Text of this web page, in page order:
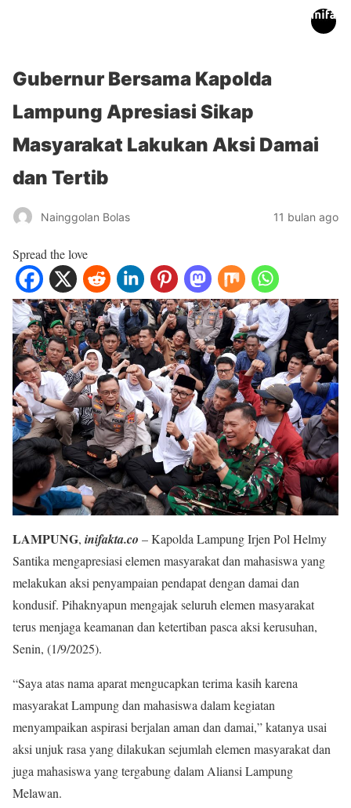
Gubernur Bersama Kapolda
Lampung Apresiasi Sikap
Masyarakat Lakukan Aksi Damai
dan Tertib
Nainggolan Bolas 11 bulan ago
Spread the love
LAMPUNG, inifakta.co – Kapolda Lampung Irjen Pol Helmy
Santika mengapresiasi elemen masyarakat dan mahasiswa yang
melakukan aksi penyampaian pendapat dengan damai dan
kondusif. Pihaknyapun mengajak seluruh elemen masyarakat
terus menjaga keamanan dan ketertiban pasca aksi kerusuhan,
Senin, (1/9/2025).
“Saya atas nama aparat mengucapkan terima kasih karena
masyarakat Lampung dan mahasiswa dalam kegiatan
menyampaikan aspirasi berjalan aman dan damai,” katanya usai
aksi unjuk rasa yang dilakukan sejumlah elemen masyarakat dan
juga mahasiswa yang tergabung dalam Aliansi Lampung
Melawan.